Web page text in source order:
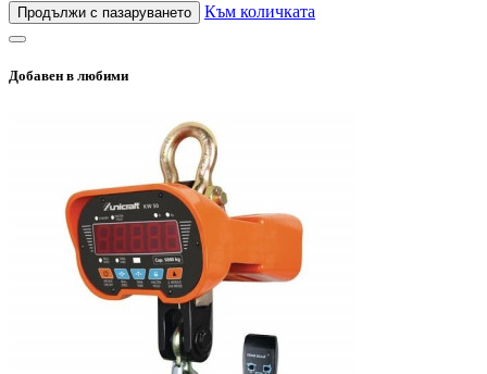
Продължи с пазаруването Към количката
Добавен в любими